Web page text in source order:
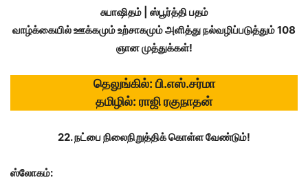
சுபாஷிதம் | ஸ்பூர்த்தி பதம்
வாழ்க்கையில் ஊக்கமும் உற்சாகமும் அளித்து நல்வழிப்படுத்தும் 108
ஞான முத்துக்கள்!
தெலுங்கில்: பி.எஸ்.சர்மா
தமிழில்: ராஜி ரகுநாதன்
22. நட்பை நிலைநிறுத்திக் கொள்ள வேண்டும்!
ஸ்லோகம்: